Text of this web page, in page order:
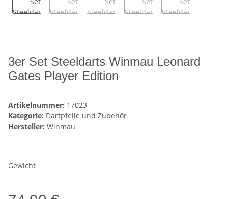
3er Set Steeldarts Winmau Leonard
Gates Player Edition
Artikelnummer: 17023
Kategorie: Dartpfeile und Zubehör
Hersteller: Winmau
Gewicht